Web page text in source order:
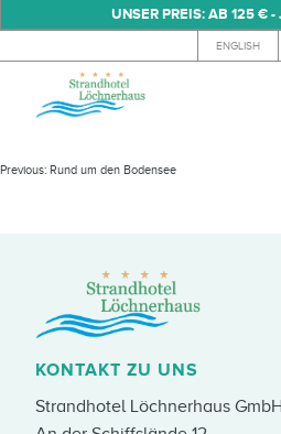
UNSER PREIS: AB 125 €
ENGLISH
OSTERMENÜ
Previous: Rund um den Bodensee
KONTAKT ZU UNS
Strandhotel Löchnerhaus